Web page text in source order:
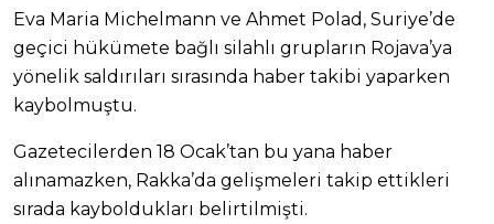
Eva Maria Michelmann ve Ahmet Polad, Suriye’de
geçici hükümete bağlı silahlı grupların Rojava’ya
yönelik saldırıları sırasında haber takibi yaparken
kaybolmuştu.
Gazetecilerden 18 Ocak’tan bu yana haber
alınamazken, Rakka’da gelişmeleri takip ettikleri
sırada kayboldukları belirtilmişti.